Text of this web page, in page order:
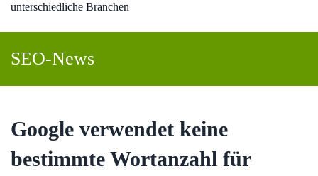
unterschiedliche Branchen
SEO-News
Google verwendet keine
bestimmte Wortanzahl für